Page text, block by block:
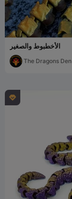
الأخطبوط والصغير
The Dragons Den
